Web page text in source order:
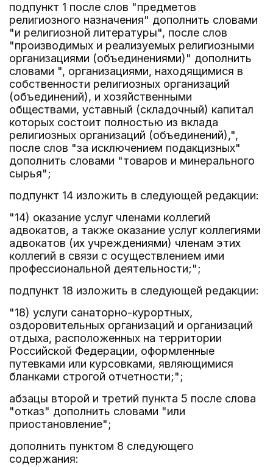
подпункт 1 после слов "предметов
религиозного назначения" дополнить словами
"и религиозной литературы", после слов
"производимых и реализуемых религиозными
организациями (объединениями)" дополнить
словами ", организациями, находящимися в
собственности религиозных организаций
(объединений), и хозяйственными
обществами, уставный (складочный) капитал
которых состоит полностью из вклада
религиозных организаций (объединений),",
после слов "за исключением подакцизных"
дополнить словами "товаров и минерального
сырья";
подпункт 14 изложить в следующей редакции:
"14) оказание услуг членами коллегий
адвокатов, а также оказание услуг коллегиями
адвокатов (их учреждениями) членам этих
коллегий в связи с осуществлением ими
профессиональной деятельности;";
подпункт 18 изложить в следующей редакции:
"18) услуги санаторно-курортных,
оздоровительных организаций и организаций
отдыха, расположенных на территории
Российской Федерации, оформленные
путевками или курсовками, являющимися
бланками строгой отчетности;";
абзацы второй и третий пункта 5 после слова
"отказ" дополнить словами "или
приостановление";
дополнить пунктом 8 следующего
содержания: